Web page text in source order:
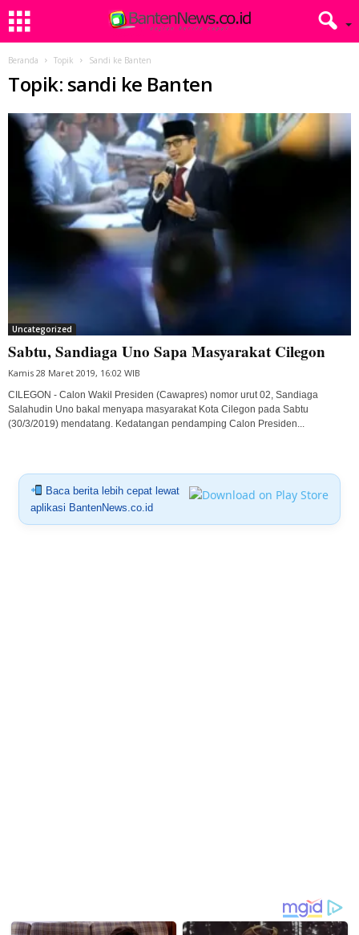
Beranda Topik Sandi ke Banten
Topik: sandi ke Banten
Uncategorized
Sabtu, Sandiaga Uno Sapa Masyarakat Cilegon
Kamis 28 Maret 2019, 16:02 WIB
CILEGON - Calon Wakil Presiden (Cawapres) nomor urut 02, Sandiaga
Salahudin Uno bakal menyapa masyarakat Kota Cilegon pada Sabtu
(30/3/2019) mendatang. Kedatangan pendamping Calon Presiden...
Baca berita lebih cepat lewat
aplikasi BantenNews.co.id